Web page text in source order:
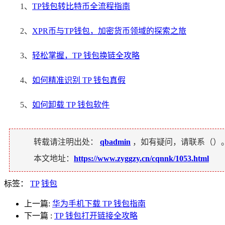
1、 TP钱包转比特币全流程指南
2、 XPR币与TP钱包，加密货币领域的探索之旅
3、 轻松掌握，TP 钱包换链全攻略
4、 如何精准识别 TP 钱包真假
5、 如何卸载 TP 钱包软件
转载请注明出处： qbadmin ，如有疑问，请联系（）
本文地址： https://www.zyggzy.cn/cqnnk/1053.html
标签： TP 钱包
上一篇: 华为手机下载 TP 钱包指南
下一篇 : TP 钱包打开链接全攻略